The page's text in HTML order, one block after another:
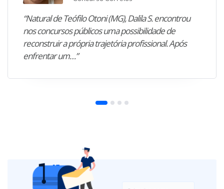
“Natural de Teófilo Otoni (MG), Dalila S. encontrou
nos concursos públicos uma possibilidade de
reconstruir a própria trajetória profissional. Após
enfrentar um…”